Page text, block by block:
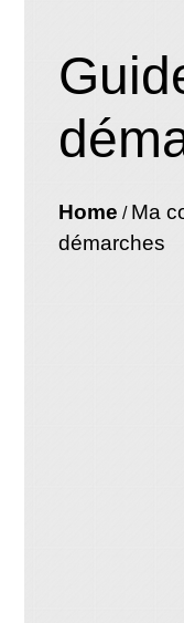
Home / Ma
démarches